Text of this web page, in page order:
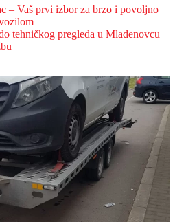
– Vaš prvi izbor za brzo i povoljno
tehničkog pregleda u Mladenovcu